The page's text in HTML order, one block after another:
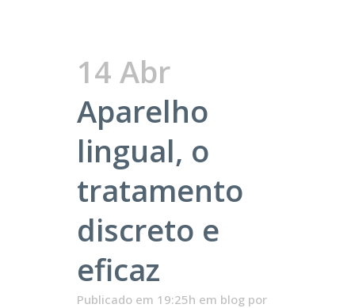
14 Abr
Aparelho
lingual, o
tratamento
discreto e
eficaz
Publicado em 19:25h em blog por